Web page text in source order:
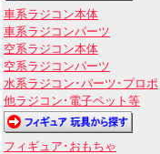
車系ラジコン本体
車系ラジコンパーツ
空系ラジコン本体
空系ラジコンパーツ
水系ラジコン･パーツ･プロポ
他ラジコン･電子ペット等
フィギュア･おもちゃ